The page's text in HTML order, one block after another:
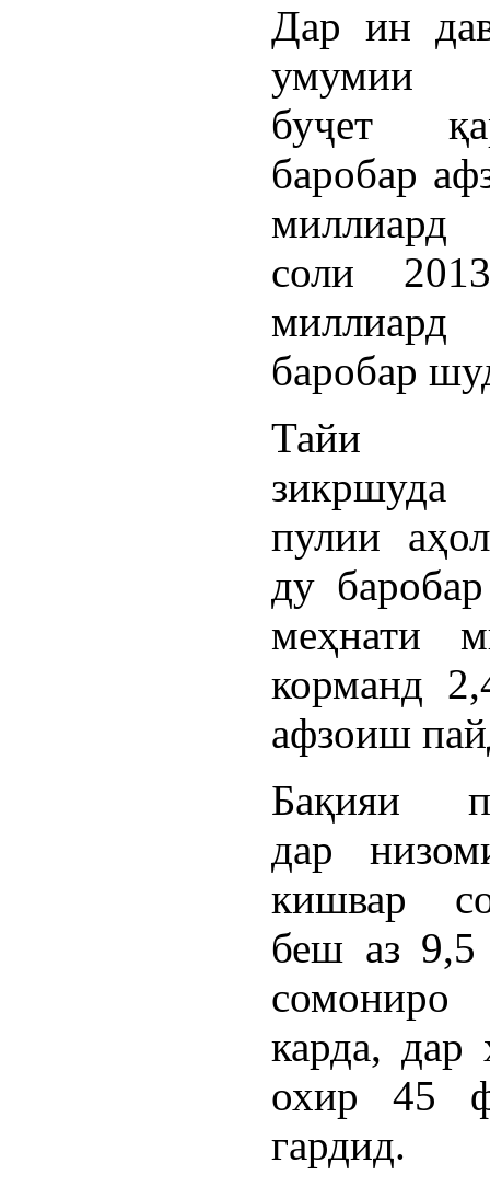
Дар ин
умумии
буҷет
баробар
соли
баробар
Тайи
зикршуда
пулии
ду
меҳнати
корманд
афзоиш
Бақияи
дар
кишвар
беш аз 9,5
карда, дар
охир 45
гардид.